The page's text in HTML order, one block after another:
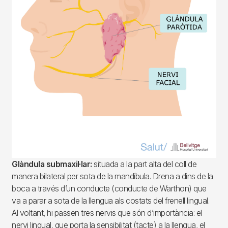
Glàndula submaxil·lar: situada a la part alta del coll de
manera bilateral per sota de la mandíbula. Drena a dins de la
boca a través d’un conducte (conducte de Warthon) que
va a parar a sota de la llengua als costats del frenell lingual.
Al voltant, hi passen tres nervis que són d’importància: el
nervi lingual, que porta la sensibilitat (tacte) a la llengua, el